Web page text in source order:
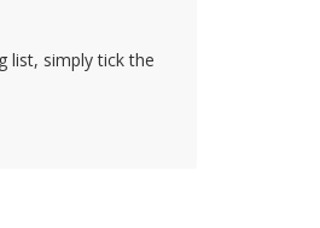
list, simply tick the